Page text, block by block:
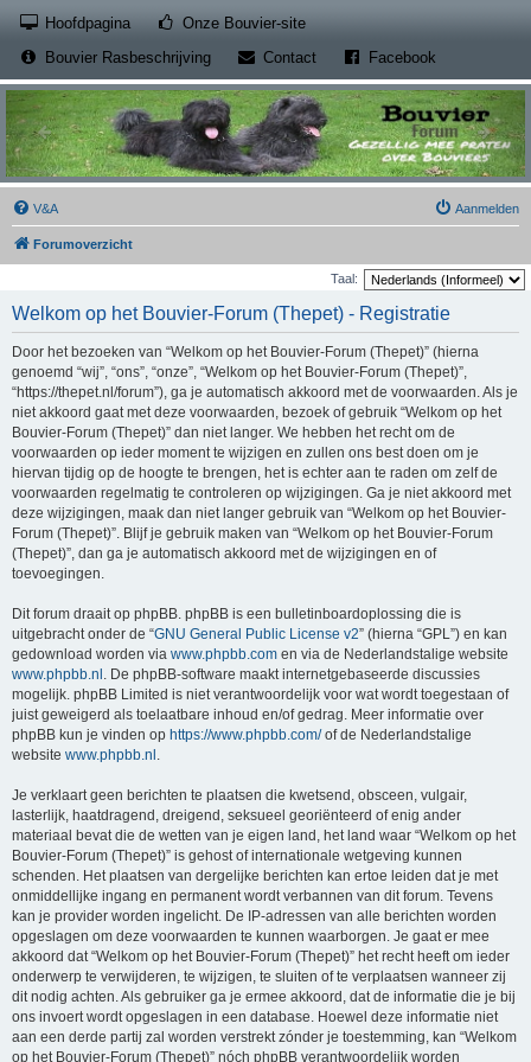
Hoofdpagina Onze Bouvier-site(Opens a new tab)
Bouvier Rasbeschrijving
Contact(Opens a new tab)
Facebook
V&A Aanmelden
Forumoverzicht
Taal:
Welkom op het Bouvier-Forum (Thepet) - Registratie
Door het bezoeken van “Welkom op het Bouvier-Forum (Thepet)” (hierna
genoemd “wij”, “ons”, “onze”, “Welkom op het Bouvier-Forum (Thepet)”,
“https://thepet.nl/forum”), ga je automatisch akkoord met de voorwaarden. Als je
niet akkoord gaat met deze voorwaarden, bezoek of gebruik “Welkom op het
Bouvier-Forum (Thepet)” dan niet langer. We hebben het recht om de
voorwaarden op ieder moment te wijzigen en zullen ons best doen om je
hiervan tijdig op de hoogte te brengen, het is echter aan te raden om zelf de
voorwaarden regelmatig te controleren op wijzigingen. Ga je niet akkoord met
deze wijzigingen, maak dan niet langer gebruik van “Welkom op het Bouvier-
Forum (Thepet)”. Blijf je gebruik maken van “Welkom op het Bouvier-Forum
(Thepet)”, dan ga je automatisch akkoord met de wijzigingen en of
toevoegingen.
Dit forum draait op phpBB. phpBB is een bulletinboardoplossing die is
uitgebracht onder de “GNU General Public License v2” (hierna “GPL”) en kan
gedownload worden via www.phpbb.com en via de Nederlandstalige website
www.phpbb.nl . De phpBB-software maakt internetgebaseerde discussies
mogelijk. phpBB Limited is niet verantwoordelijk voor wat wordt toegestaan of
juist geweigerd als toelaatbare inhoud en/of gedrag. Meer informatie over
phpBB kun je vinden op https://www.phpbb.com/of de Nederlandstalige
website www.phpbb.nl .
Je verklaart geen berichten te plaatsen die kwetsend, obsceen, vulgair,
lasterlijk, haatdragend, dreigend, seksueel georiënteerd of enig ander
materiaal bevat die de wetten van je eigen land, het land waar “Welkom op het
Bouvier-Forum (Thepet)” is gehost of internationale wetgeving kunnen
schenden. Het plaatsen van dergelijke berichten kan ertoe leiden dat je met
onmiddellijke ingang en permanent wordt verbannen van dit forum. Tevens
kan je provider worden ingelicht. De IP-adressen van alle berichten worden
opgeslagen om deze voorwaarden te kunnen waarborgen. Je gaat er mee
akkoord dat “Welkom op het Bouvier-Forum (Thepet)” het recht heeft om ieder
onderwerp te verwijderen, te wijzigen, te sluiten of te verplaatsen wanneer zij
dit nodig achten. Als gebruiker ga je ermee akkoord, dat de informatie die je bij
ons invoert wordt opgeslagen in een database. Hoewel deze informatie niet
aan een derde partij zal worden verstrekt zónder je toestemming, kan “Welkom
op het Bouvier-Forum (Thepet)” nóch phpBB verantwoordelijk worden